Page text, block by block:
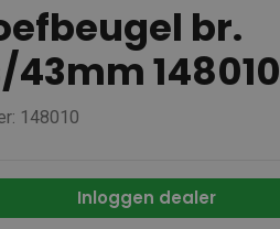
br.
43mm 148010
148010
Inloggen dealer